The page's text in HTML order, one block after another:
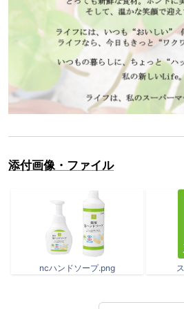
添付画像・ファイル
ncハンドソープ.png